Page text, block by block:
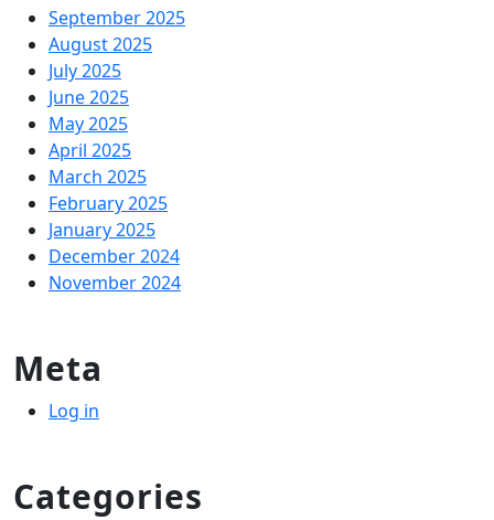
September 2025
August 2025
July 2025
June 2025
May 2025
April 2025
March 2025
February 2025
January 2025
December 2024
November 2024
Meta
Log in
Categories